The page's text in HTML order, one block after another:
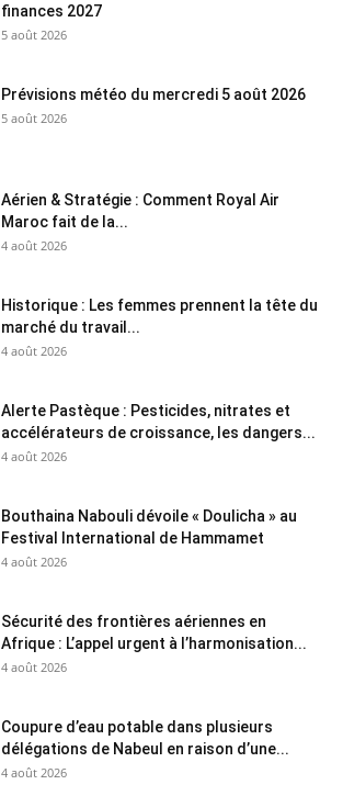
finances 2027
5 août 2026
Prévisions météo du mercredi 5 août 2026
5 août 2026
Aérien & Stratégie : Comment Royal Air
Maroc fait de la...
4 août 2026
Historique : Les femmes prennent la tête du
marché du travail...
4 août 2026
Alerte Pastèque : Pesticides, nitrates et
accélérateurs de croissance, les dangers...
4 août 2026
Bouthaina Nabouli dévoile « Doulicha » au
Festival International de Hammamet
4 août 2026
Sécurité des frontières aériennes en
Afrique : L’appel urgent à l’harmonisation...
4 août 2026
Coupure d’eau potable dans plusieurs
délégations de Nabeul en raison d’une...
4 août 2026